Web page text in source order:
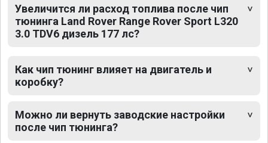
Увеличится ли расход топлива после чип
тюнинга Land Rover Range Rover Sport L320
3.0 TDV6 дизель 177 лс?
Как чип тюнинг влияет на двигатель и
коробку?
Можно ли вернуть заводские настройки
после чип тюнинга?